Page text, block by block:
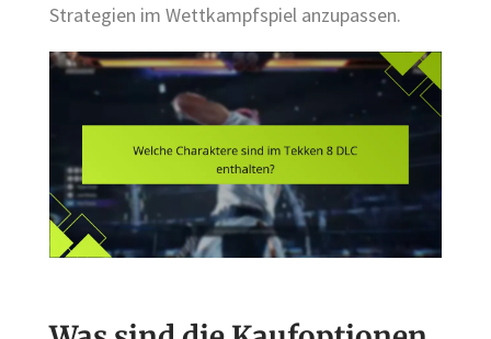
Strategien im Wettkampfspiel anzupassen.